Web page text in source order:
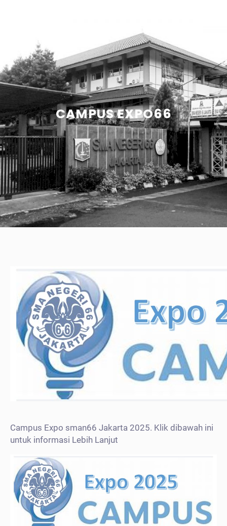
CAMPUS EXPO66
Campus Expo sman66 Jakarta 2025. Klik dibawah ini
untuk informasi Lebih Lanjut